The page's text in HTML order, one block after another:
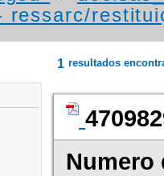
ressarc/
1 resultados
Numero